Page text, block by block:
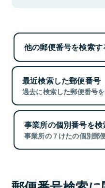
他の郵便番号を検索す
最近検索した郵便番号
過去に検索した郵便番号
事業所の個別番号を検
事業所の７けたの個別郵